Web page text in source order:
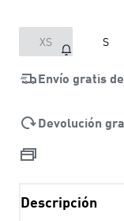
XS S
Envío gratis
Devolución
Descripción